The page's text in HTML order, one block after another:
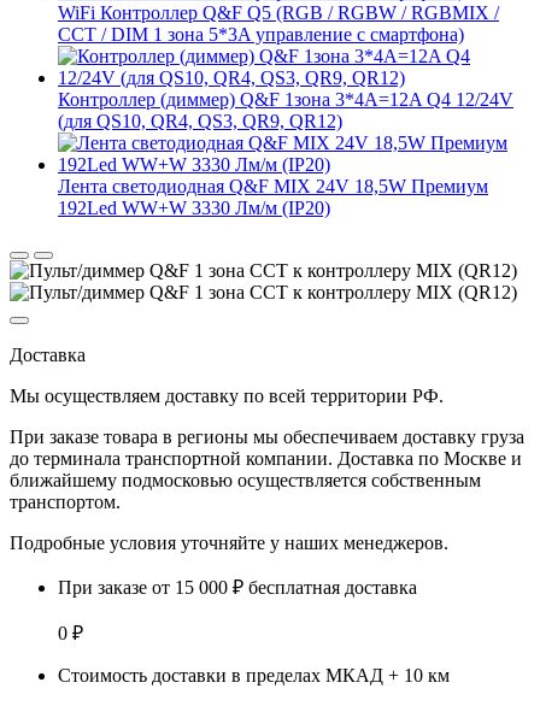
WiFi Контроллер Q&F Q5 (RGB / RGBW / RGBMIX /
CCT / DIM 1 зона 5*3A управление с смартфона)
Контроллер (диммер) Q&F 1зона 3*4A=12A Q4 12/24V
(для QS10, QR4, QS3, QR9, QR12)
Лента светодиодная Q&F MIX 24V 18,5W Премиум
192Led WW+W 3330 Лм/м (IP20)
Доставка
Мы осуществляем доставку по всей территории РФ.
При заказе товара в регионы мы обеспечиваем доставку груза
до терминала транспортной компании. Доставка по Москве и
ближайшему подмосковью осуществляется собственным
транспортом.
Подробные условия уточняйте у наших менеджеров.
При заказе от 15 000 ₽ бесплатная доставка
0 ₽
Стоимость доставки в пределах МКАД + 10 км